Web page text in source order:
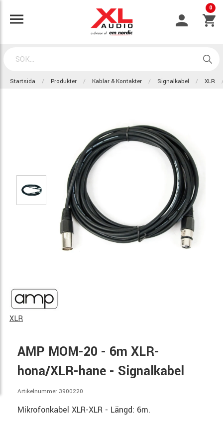
0
Startsida Produkter Kablar & Kontakter Signalkabel XLR
XLR
AMP MOM-20 - 6m XLR-
hona/XLR-hane - Signalkabel
Artikelnummer 3900220
Mikrofonkabel XLR-XLR - Längd: 6m.